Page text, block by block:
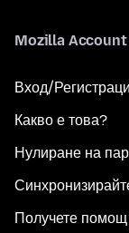
Mozilla Account
Вход/
Какво е това?
Нулиране на
Получете помощ